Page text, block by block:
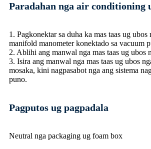
Paradahan nga air conditioning
1. Pagkonektar sa duha ka mas taas ug
manifold manometer konektado sa vacuum
2. Ablihi ang manwal nga mas taas ug ubos
3. Isira ang manwal nga mas taas ug ubos
mosaka, kini nagpasabot nga ang sistema
puno.
Pagputos ug pagpadala
Neutral nga packaging ug foam box